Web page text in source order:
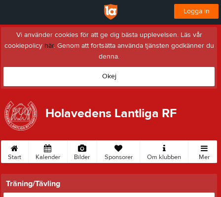
Logga in
Vi använder cookies för att ge dig bästa upplevelsen. Läs vår
cookiepolicy här. Genom att fortsätta använda tjänsten godkänner du
denna.
Okej
Holavedens Lantliga RF
Start Kalender Bilder Sponsorer Om klubben Mer
Träning/Tävling